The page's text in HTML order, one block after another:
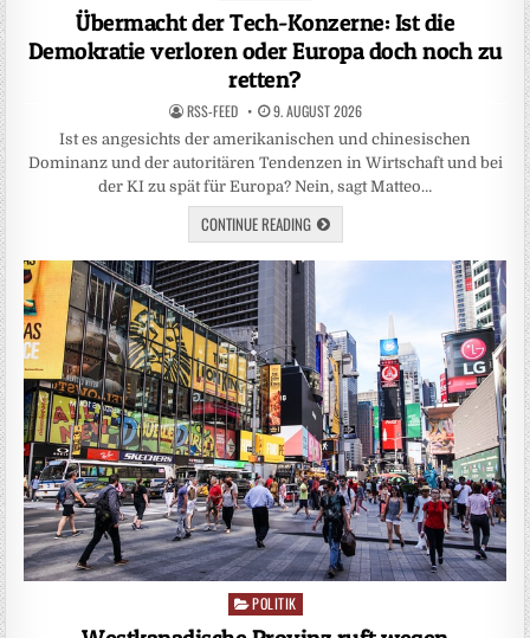
in
Übermacht der Tech-Konzerne: Ist die
Demokratie verloren oder Europa doch noch zu
retten?
RSS-FEED 9. AUGUST 2026
Ist es angesichts der amerikanischen und chinesischen
Dominanz und der autoritären Tendenzen in Wirtschaft und bei
der KI zu spät für Europa? Nein, sagt Matteo…
CONTINUE READING
Posted
in
POLITIK